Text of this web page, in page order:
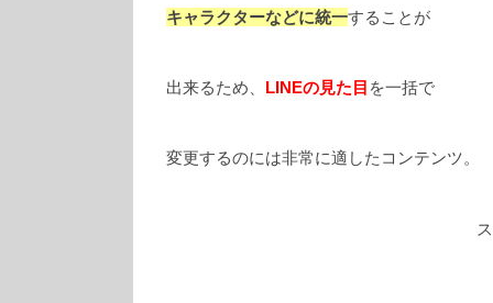
キャラクターなどに統一することが
出来るため、 LINEの見た目 を一括で
変更するのには非常に適したコンテンツ。